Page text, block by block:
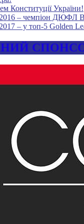
Конституції України!
– чемпіон ДЮФЛ
– у топ-5 Golden